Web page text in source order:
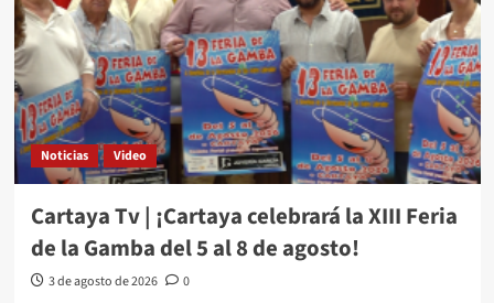
Noticias Video
Cartaya Tv | ¡Cartaya celebrará la XIII Feria
de la Gamba del 5 al 8 de agosto!
3 de agosto de 2026 0